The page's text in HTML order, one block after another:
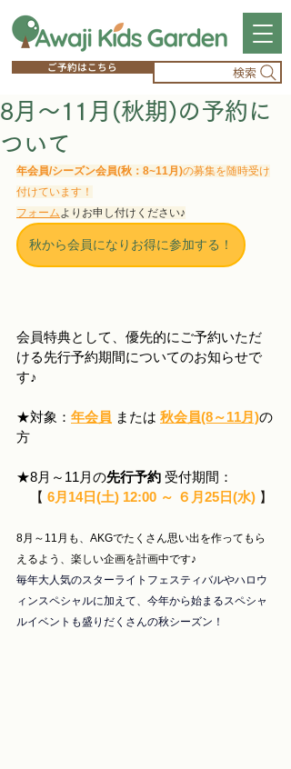
ご予約はこちら 検索
8月～11月(秋期)の予約に
ついて
年会員/シーズン会員(秋：8~11月)の募集を随時受け
付けています！
フォームよりお申し付けください♪
秋から会員になりお得に参加する！
会員特典として、優先的にご予約いただ
ける先行予約期間についてのお知らせで
す♪
★対象： 年会員 または 秋会員(8～11月)の
方
★8月～11月の先行予約 受付期間：
【 6月14日(土) 12:00 ～ ６月25日(水) 】
8月～11月も、AKGでたくさん思い出を作ってもら
えるよう、楽しい企画を計画中です♪
毎年大人気のスターライトフェスティバルやハロウ
ィンスペシャルに加えて、今年から始まるスペシャ
ルイベントも盛りだくさんの秋シーズン！